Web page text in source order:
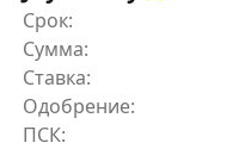
Срок:
Сумма:
Ставка:
Одобрение: